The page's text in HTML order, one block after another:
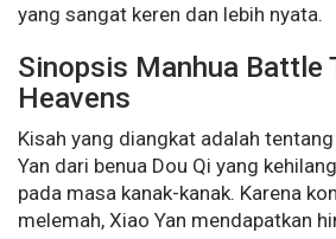
yang sangat keren dan lebih nyata.
Sinopsis Manhua Battle
Heavens
Kisah yang diangkat adalah
Yan dari benua Dou Qi yang
pada masa kanak-kanak. Karena
melemah, Xiao Yan mendapatkan